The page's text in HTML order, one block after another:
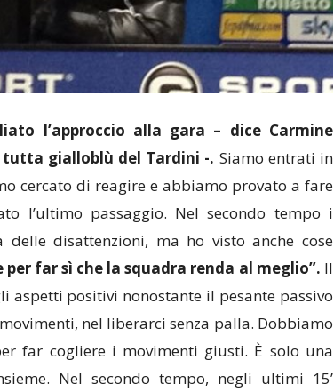
l’approccio alla gara – dice Carmine
gialloblù del Tardini -. Siamo entrati in
cercato di reagire e abbiamo provato a fare
l’ultimo passaggio. Nel secondo tempo i
disattenzioni, ma ho visto anche cose
far sì che la squadra renda al meglio”. Il
aspetti positivi nonostante il pesante passivo
nel liberarci senza palla. Dobbiamo
far cogliere i movimenti giusti. È solo una
Nel secondo tempo, negli ultimi 15’